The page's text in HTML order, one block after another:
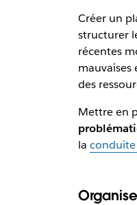
Créer un
structurer
récentes
mauvaises
des
Mettre en
la